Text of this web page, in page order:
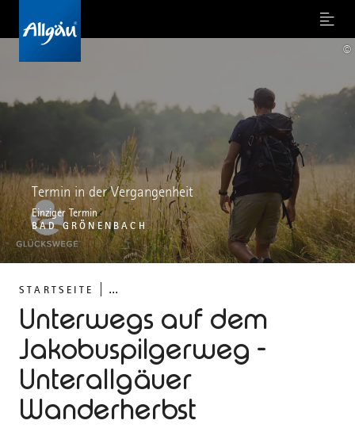
Menu
STARTSEITE ...
Unterwegs auf dem
Jakobuspilgerweg -
Unterallgäuer
Wanderherbst
Termin in der Vergangenheit
Einziger Termin
BAD GRÖNENBACH
©